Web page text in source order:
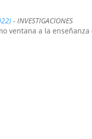
- INVESTIGACIONES
ventana a la